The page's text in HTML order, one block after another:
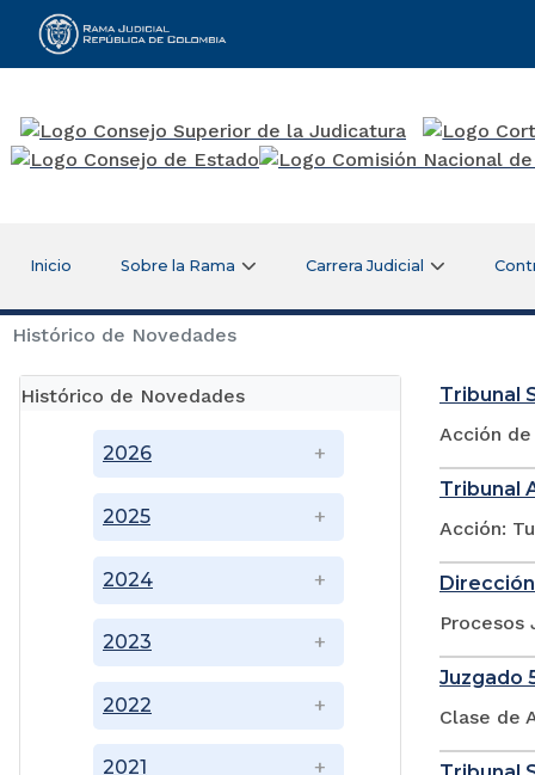
Rama Judicial
Inicio Sobre la Rama Carrera Judicial
Histórico de Novedades
Histórico de Novedades
2021
2022
2023
2024
2025
2026
Tribunal
Acción
Tribunal
Acción:
Procesos
Juzgado
Clase de